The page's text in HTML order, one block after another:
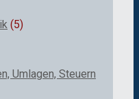
(5)
Umlagen, Steuern